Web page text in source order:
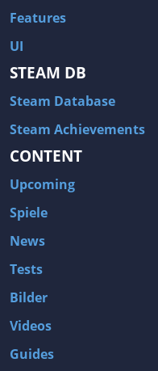
Features
UI
STEAM DB
Steam Database
Steam Achievements
CONTENT
Upcoming
Spiele
News
Tests
Bilder
Videos
Guides